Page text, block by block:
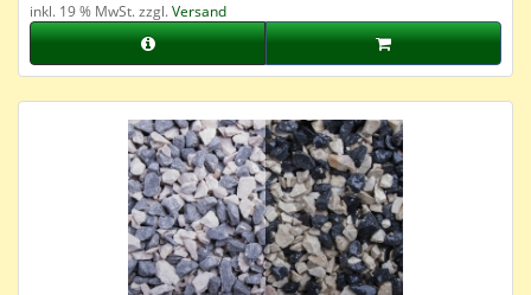
inkl. 19 % MwSt. zzgl.Versand